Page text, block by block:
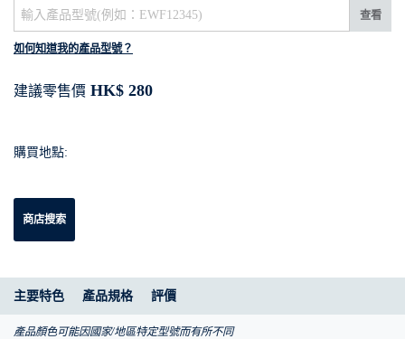
查看
如何知道我的產品型號？
建議零售價 HK$ 280
購買地點:
商店搜索
主要特色 產品規格 評價
產品顏色可能因國家/地區特定型號而有所不同